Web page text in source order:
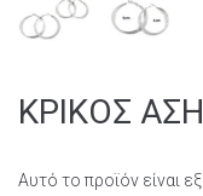
ΚΡΙΚΟΣ
Αυτό το προϊόν είναι